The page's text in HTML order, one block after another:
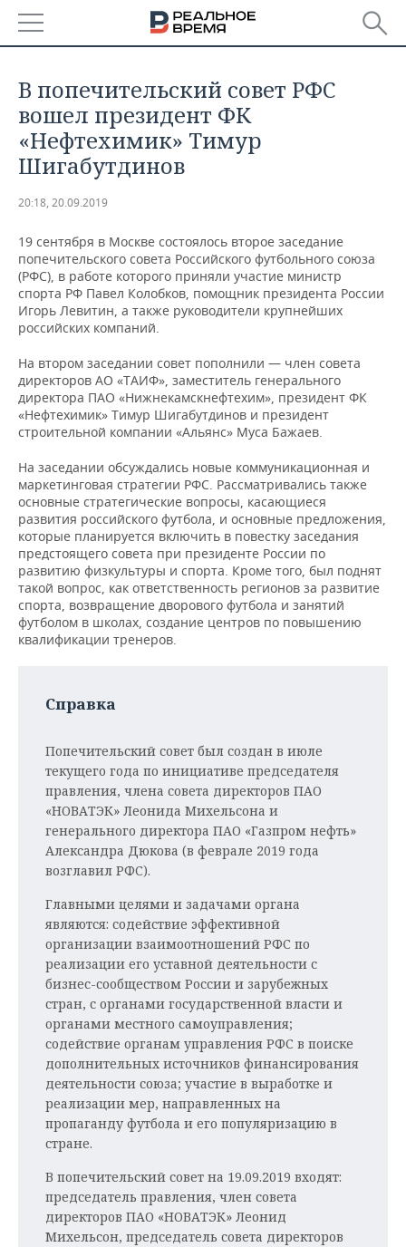
ТАТАРСТАН
НОВОСТИ
АНАЛИТИКА
КОРОЛИ ГОСЗАКАЗА ПФО
ВУЗЫ ТАТАРСТАНА
КОМУ ПРИНАДЛЕЖАТ
ТОРГОВЫЕ ЦЕНТРЫ
ТАТАРСТАНА
ФИНАНСЫ
БАНКИ
БЮДЖЕТ
ИНВЕСТИЦИИ
ПРОМЫШЛЕННОСТЬ
НОВОСТИ
ПРОМЫШЛЕННОСТИ
АГРОПРОМ
МАШИНОСТРОЕНИЕ
НЕФТЕХИМИЯ
ОПК
ЭНЕРГЕТИКА
НЕДВИЖИМОСТЬ
НОВОСТИ НЕДВИЖИМОСТИ
АВТО
НОВОСТИ АВТО
БИЗНЕС
НОВОСТИ БИЗНЕСА
РОЗНИЧНАЯ ТОРГОВЛЯ
ТРАНСПОРТ
УСЛУГИ
ТЕХНОЛОГИИ
НОВОСТИ ТЕХНОЛОГИЙ
IT
МЕДИА
ТЕЛЕКОММУНИКАЦИИ
МЕРОПРИЯТИЯ
НОВОСТИ МЕРОПРИЯТИЙ
ВЫЕЗДНАЯ РЕДАКЦИЯ
БИЗНЕС-БРАНЧИ
ONLINE-КОНФЕРЕНЦИИ
ОТКРЫТАЯ ЛЕКЦИЯ
СПОРТ
НОВОСТИ СПОРТА
ФУТБОЛ
ХОККЕЙ
БАСКЕТБОЛ
ФИГУРНОЕ КАТАНИЕ
ВОДНЫЕ ВИДЫ СПОРТА
ХОККЕЙ С МЯЧОМ
ОБЩЕСТВО
НОВОСТИ ОБЩЕСТВА
ВЛАСТЬ
ИНФРАСТРУКТУРА
МЕДИЦИНА
ОБРАЗОВАНИЕ
ПРОИСШЕСТВИЯ
ФОТОГАЛЕРЕЯ
СЮЖЕТЫ
СПРАВОЧНИК
В попечительский совет РФС
вошел президент ФК
«Нефтехимик» Тимур
Шигабутдинов
20:18, 20.09.2019
19 сентября в Москве состоялось второе заседание
попечительского совета Российского футбольного союза
(РФС), в работе которого приняли участие министр
спорта РФ Павел Колобков, помощник президента России
Игорь Левитин, а также руководители крупнейших
российских компаний.
На втором заседании совет пополнили — член совета
директоров АО «ТАИФ», заместитель генерального
директора ПАО «Нижнекамскнефтехим», президент ФК
«Нефтехимик» Тимур Шигабутдинов и президент
строительной компании «Альянс» Муса Бажаев.
На заседании обсуждались новые коммуникационная и
маркетинговая стратегии РФС. Рассматривались также
основные стратегические вопросы, касающиеся
развития российского футбола, и основные предложения,
которые планируется включить в повестку заседания
предстоящего совета при президенте России по
развитию физкультуры и спорта. Кроме того, был поднят
такой вопрос, как ответственность регионов за развитие
спорта, возвращение дворового футбола и занятий
футболом в школах, создание центров по повышению
квалификации тренеров.
Справка
Попечительский совет был создан в июле
текущего года по инициативе председателя
правления, члена совета директоров ПАО
«НОВАТЭК» Леонида Михельсона и
генерального директора ПАО «Газпром нефть»
Александра Дюкова (в феврале 2019 года
возглавил РФС).
Главными целями и задачами органа
являются: содействие эффективной
организации взаимоотношений РФС по
реализации его уставной деятельности с
бизнес-сообществом России и зарубежных
стран, с органами государственной власти и
органами местного самоуправления;
содействие органам управления РФС в поиске
дополнительных источников финансирования
деятельности союза; участие в выработке и
реализации мер, направленных на
пропаганду футбола и его популяризацию в
стране.
В попечительский совет на 19.09.2019 входят:
председатель правления, член совета
директоров ПАО «НОВАТЭК» Леонид
Михельсон, председатель совета директоров